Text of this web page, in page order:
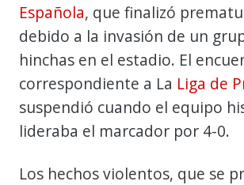
Española, que finalizó
debido a la invasión de un
hinchas en el estadio. El
correspondiente a La Liga de
suspendió cuando el equipo
lideraba el marcador por 4-0.
Los hechos violentos, que se